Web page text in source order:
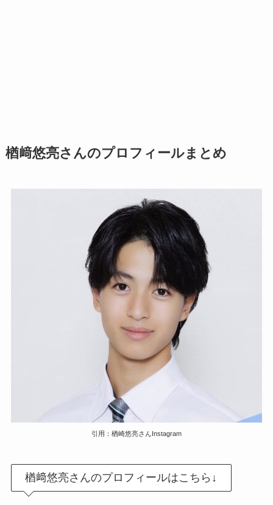
楢﨑悠亮さんのプロフィールまとめ
引用：楢崎悠亮さんInstagram
楢﨑悠亮さんのプロフィールはこちら↓